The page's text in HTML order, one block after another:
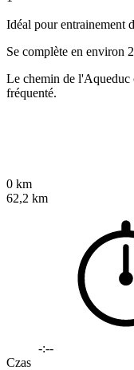
Idéal pour entrainement
Se complète en environ
Le chemin de l'Aqueduc
fréquenté.
0 km
62,2 km
-:--
Czas